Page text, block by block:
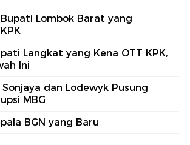
Lombok Barat yang
Langkat yang Kena OTT KPK,
Ini
Sonjaya dan Lodewyk Pusung
MBG
BGN yang Baru